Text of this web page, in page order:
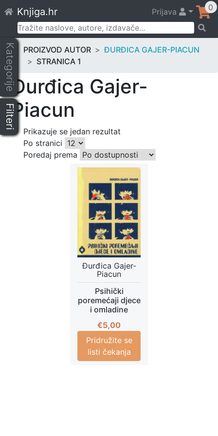
to
content
Knjiga.hr Prijava 0
Pretraži:
Kategorije
Filteri
PROIZVOD AUTOR
ĐURĐICA GAJER-PIACUN
STRANICA 1
Đurđica Gajer-
Piacun
Prikazuje se jedan rezultat
Po stranici
Poredaj prema
Đurđica Gajer-
Piacun
Psihički
poremećaji djece
i omladine
€5,00
Pridružite se
listi čekanja